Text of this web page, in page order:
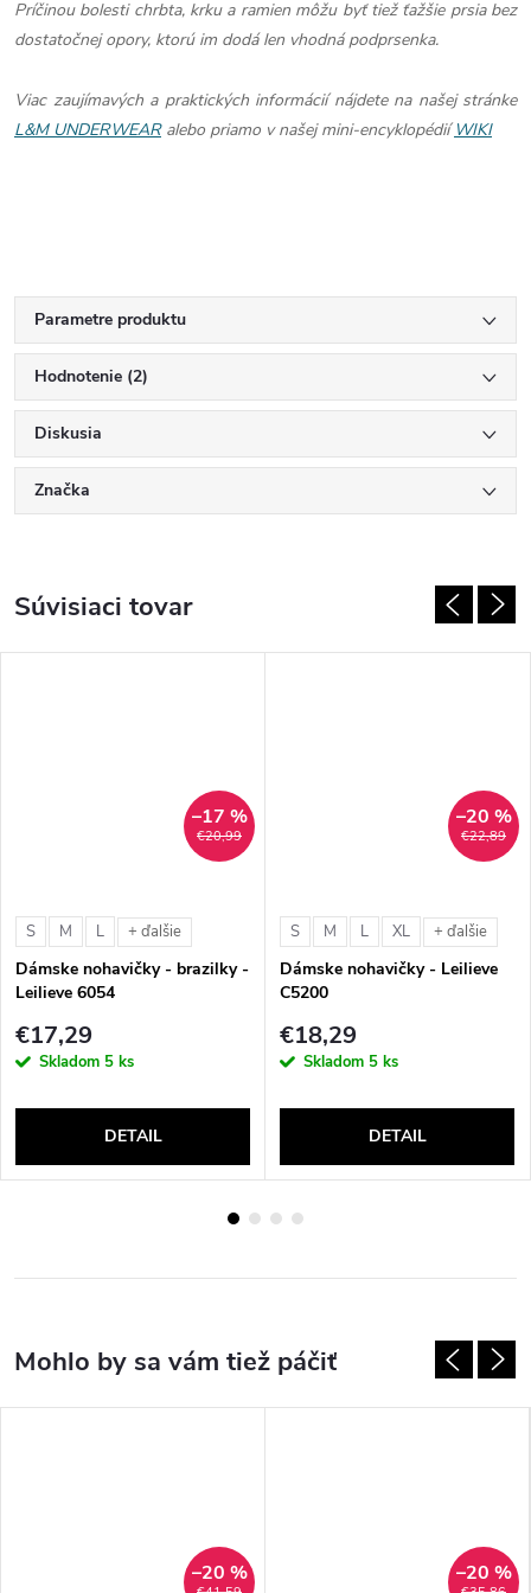
Príčinou bolesti chrbta, krku a ramien môžu byť tiež ťažšie prsia bez
dostatočnej opory, ktorú im dodá len vhodná podprsenka.
Viac zaujímavých a praktických informácií nájdete na našej stránke
L&M UNDERWEARalebo priamo v našej mini-encyklopédiíWIKI
Parametre produktu
Hodnotenie (2)
Diskusia
Značka
Súvisiaci tovar
€20,99
–17 %
S M L + ďalšie
Dámske nohavičky - brazilky -
Leilieve 6054
€17,29
Skladom 5 ks
DETAIL
€22,89
–20 %
S M L XL + ďalšie
Dámske nohavičky - Leilieve
C5200
€18,29
Skladom 5 ks
DETAIL
–20 % –20 %